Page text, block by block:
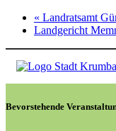
« Landratsamt
Landgericht
Bevorstehende